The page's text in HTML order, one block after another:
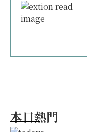
本日熱門